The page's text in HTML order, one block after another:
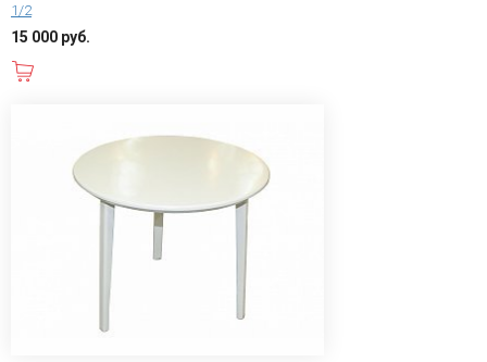
1/2
15 000 руб.